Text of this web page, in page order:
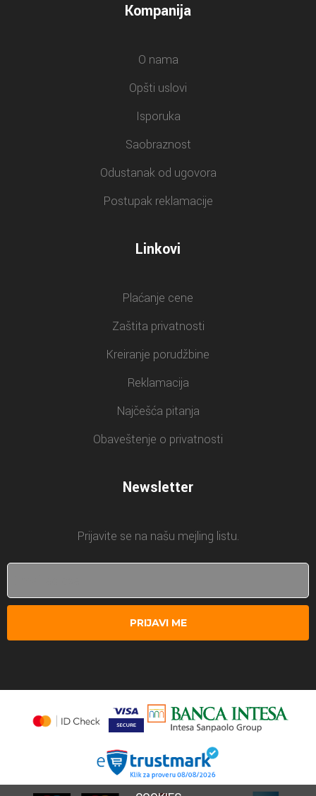
Kompanija
O nama
Opšti uslovi
Isporuka
Saobraznost
Odustanak od ugovora
Postupak reklamacije
Linkovi
Plaćanje cene
Zaštita privatnosti
Kreiranje porudžbine
Reklamacija
Najčešća pitanja
Obaveštenje o privatnosti
Newsletter
Prijavite se na našu mejling listu.
PRIJAVI ME